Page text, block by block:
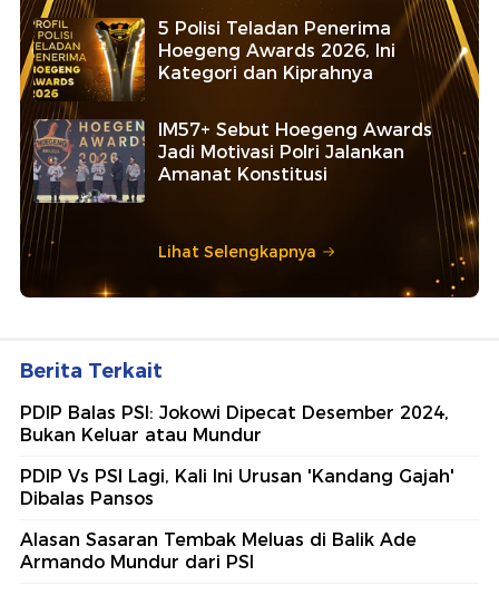
5 Polisi Teladan Penerima
Hoegeng Awards 2026, Ini
Kategori dan Kiprahnya
IM57+ Sebut Hoegeng Awards
Jadi Motivasi Polri Jalankan
Amanat Konstitusi
Lihat Selengkapnya
Berita Terkait
PDIP Balas PSI: Jokowi Dipecat Desember 2024,
Bukan Keluar atau Mundur
PDIP Vs PSI Lagi, Kali Ini Urusan 'Kandang Gajah'
Dibalas Pansos
Alasan Sasaran Tembak Meluas di Balik Ade
Armando Mundur dari PSI